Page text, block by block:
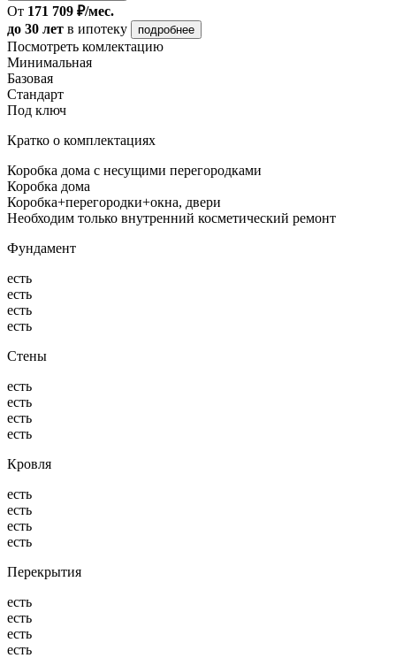
От 171 709 ₽/мес.
до 30 лет в ипотеку подробнее
Посмотреть комлектацию
Минимальная
Базовая
Стандарт
Под ключ
Кратко о комплектациях
Коробка дома с несущими перегородками
Коробка дома
Коробка+перегородки+окна, двери
Необходим только внутренний косметический ремонт
Фундамент
есть
есть
есть
есть
Стены
есть
есть
есть
есть
Кровля
есть
есть
есть
есть
Перекрытия
есть
есть
есть
есть